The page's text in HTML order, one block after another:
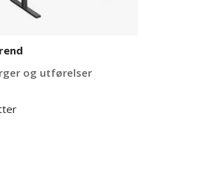
og utførelser